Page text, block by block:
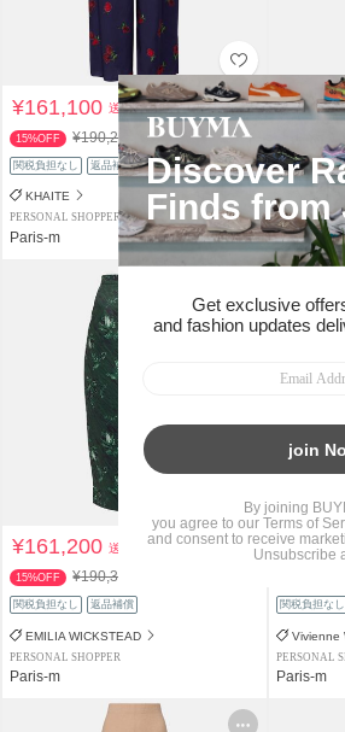
¥161,100送料込
15%OFF ¥190,200
関税負担なし 返品補償
KHAITE
PERSONAL SHOPPER
Paris-m
関税負担なし
Maison
PERSONAL
Paris-m
¥161,200送料込
15%OFF ¥190,377
関税負担なし 返品補償
EMILIA WICKSTEAD
PERSONAL SHOPPER
Paris-m
関税負担なし
Vivienne
PERSONAL
Paris-m